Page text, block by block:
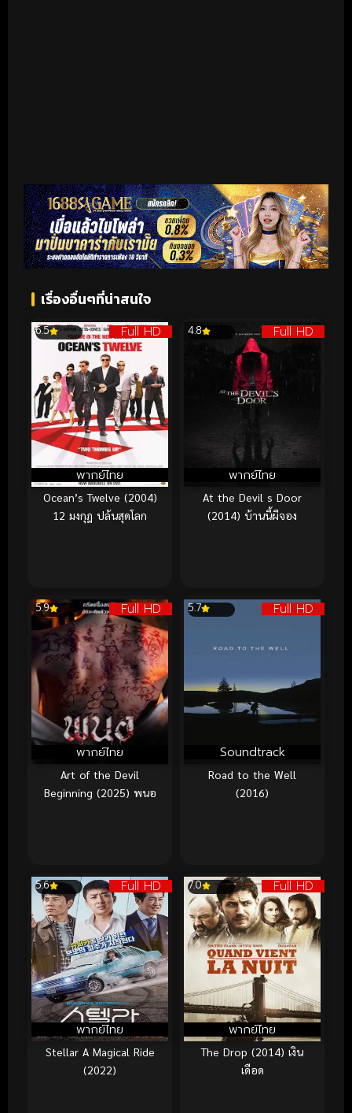
เรื่องอื่นๆที่น่าสนใจ
Full HD
พากย์ไทย
6.5
Ocean’s Twelve (2004)
12 มงกุฎ ปล้นสุดโลก
Full HD
พากย์ไทย
4.8
At the Devil s Door
(2014) บ้านนี้ผีจอง
Full HD
พากย์ไทย
5.9
Art of the Devil
Beginning (2025) พนอ
Full HD
Soundtrack
5.7
Road to the Well
(2016)
Full HD
พากย์ไทย
5.6
Stellar A Magical Ride
(2022)
Full HD
พากย์ไทย
7.0
The Drop (2014) เงิน
เดือด